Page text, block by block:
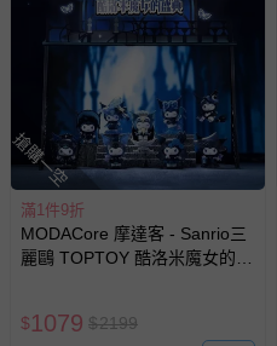
搶購一空
滿1件9折
MODACore 摩達客 - Sanrio三
麗鷗 TOPTOY 酷洛米魔女的盛
$1079 $2199